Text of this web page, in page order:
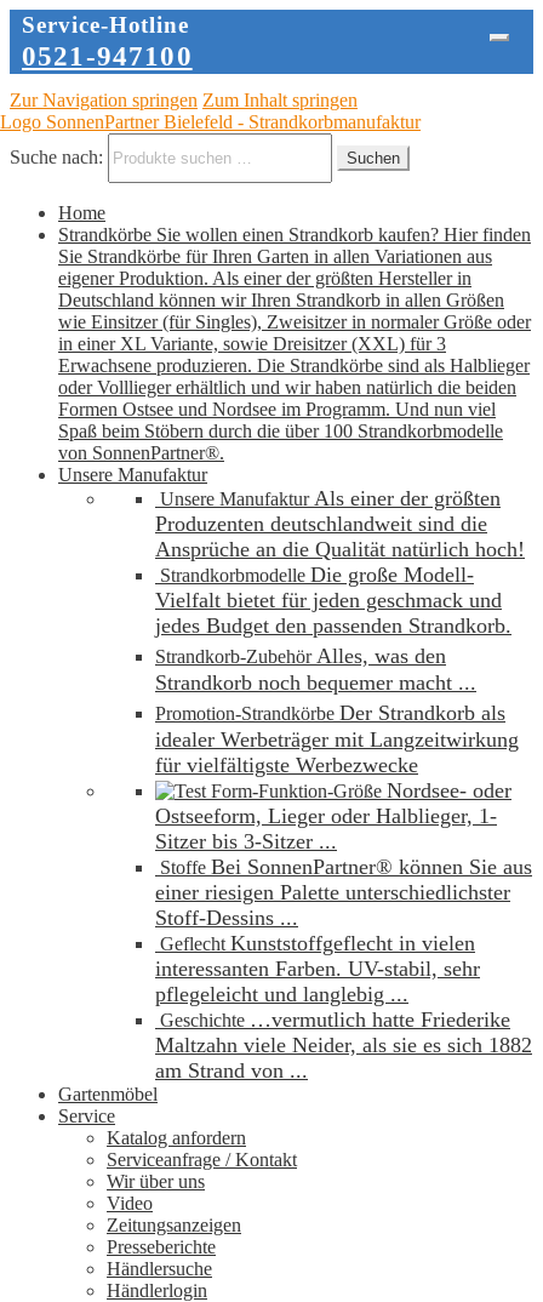
Service-Hotline
0521-947100
Zur Navigation springen Zum Inhalt springen
Suche nach: Suchen
Home
Strandkörbe Sie wollen einen Strandkorb kaufen? Hier finden
Sie Strandkörbe für Ihren Garten in allen Variationen aus
eigener Produktion. Als einer der größten Hersteller in
Deutschland können wir Ihren Strandkorb in allen Größen
wie Einsitzer (für Singles), Zweisitzer in normaler Größe oder
in einer XL Variante, sowie Dreisitzer (XXL) für 3
Erwachsene produzieren. Die Strandkörbe sind als Halblieger
oder Volllieger erhältlich und wir haben natürlich die beiden
Formen Ostsee und Nordsee im Programm. Und nun viel
Spaß beim Stöbern durch die über 100 Strandkorbmodelle
von SonnenPartner®.
Unsere Manufaktur
Unsere Manufaktur Als einer der größten
Produzenten deutschlandweit sind die
Ansprüche an die Qualität natürlich hoch!
Strandkorbmodelle Die große Modell-
Vielfalt bietet für jeden geschmack und
jedes Budget den passenden Strandkorb.
Strandkorb-Zubehör Alles, was den
Strandkorb noch bequemer macht ...
Promotion-Strandkörbe Der Strandkorb als
idealer Werbeträger mit Langzeitwirkung
für vielfältigste Werbezwecke
Form-Funktion-Größe Nordsee- oder
Ostseeform, Lieger oder Halblieger, 1-
Sitzer bis 3-Sitzer ...
Stoffe Bei SonnenPartner® können Sie aus
einer riesigen Palette unterschiedlichster
Stoff-Dessins ...
Geflecht Kunststoffgeflecht in vielen
interessanten Farben. UV-stabil, sehr
pflegeleicht und langlebig ...
Geschichte …vermutlich hatte Friederike
Maltzahn viele Neider, als sie es sich 1882
am Strand von ...
Gartenmöbel
Service
Katalog anfordern
Serviceanfrage / Kontakt
Wir über uns
Video
Zeitungsanzeigen
Presseberichte
Händlersuche
Händlerlogin